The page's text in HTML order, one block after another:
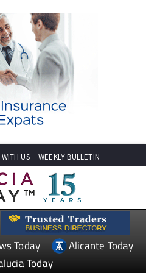
US WEEKLY BULLETIN
Today
Alicante Today
Today